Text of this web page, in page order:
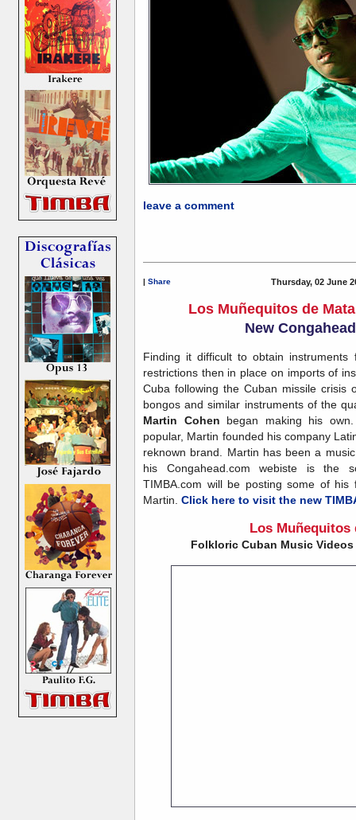
leave a comment
| Share Thursday, 02 June
Los Muñequitos de
New
Finding it difficult to obtain
restrictions then in place on imports of
Cuba following the Cuban missile crisis
bongos and similar instruments of the
Martin Cohen began making his
popular, Martin founded his company
reknown brand. Martin has been a
his Congahead.com webiste is the
TIMBA.com will be posting some of his
Martin. Click here to visit the new
Los Muñequitos
Folkloric Cuban Music Videos